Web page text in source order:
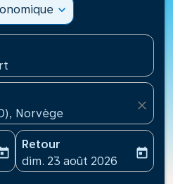
expand_more
Norvège
close
date-aria-label
Retour
fc-booking-return-date-
dim. 23 août 2026
today